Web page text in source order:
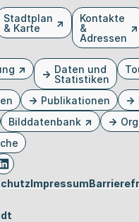
Stadtplan
& Karte
Kontakte
&
Adressen
Daten und
Statistiken
Publikationen
Bilddatenbank
wird in einem neuen
Link, wird in einem
Externer Link, wird in
Externer Link, wird in
Impressum